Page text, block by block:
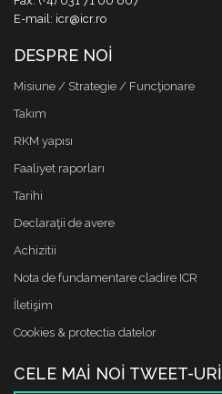
E-mail: icr@icr.ro
DESPRE NOI
Misiune / Strategie / Funcţionare
Takım
RKM yapısı
Faaliyet raporları
Tarihi
Declaraţii de avere
Achizitii
Nota de fundamentare cladire ICR
İletişim
Cookies & protectia datelor
CELE MAI NOI TWEET-URI